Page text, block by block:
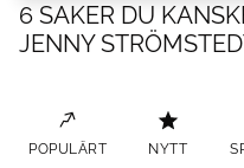
6 SAKER DU
JENNY
POPULÄRT NYTT